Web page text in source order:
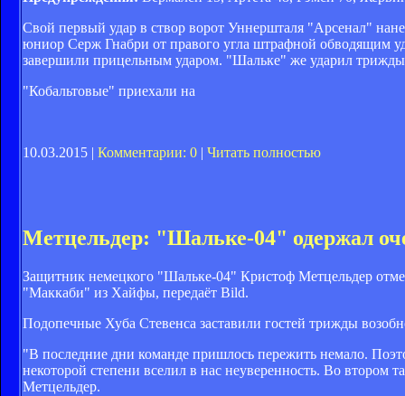
Свой первый удар в створ ворот Уннершталя "Арсенал"
юниор Серж Гнабри от правого угла штрафной обводящим
завершили прицельным ударом. "Шальке" же ударил трижды
"Кобальтовые" приехали на
10.03.2015 | Комментарии: 0 | Читать полностью
Метцельдер: "Шальке-04" одержал
Защитник немецкого "Шальке-04" Кристоф Метцельдер
"Маккаби" из Хайфы, передаёт Bild.
Подопечные Хуба Стевенса заставили гостей трижды
"В последние дни команде пришлось пережить немало.
некоторой степени вселил в нас неуверенность. Во
Метцельдер.